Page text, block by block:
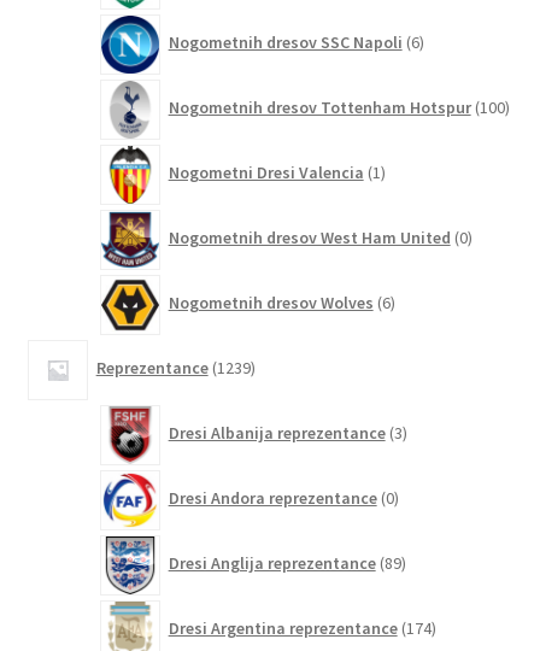
Nogometnih dresov SSC Napoli 6izdelkov
Nogometnih dresov Tottenham Hotspur 100
Nogometni Dresi Valencia 1izdelek
Nogometnih dresov West Ham United 0izdelkov
Nogometnih dresov Wolves 6izdelkov
Reprezentance 1239izdelkov
Dresi Albanija reprezentance 3izdelki
Dresi Andora reprezentance 0izdelkov
Dresi Anglija reprezentance 89izdelkov
Dresi Argentina reprezentance 174izdelkov